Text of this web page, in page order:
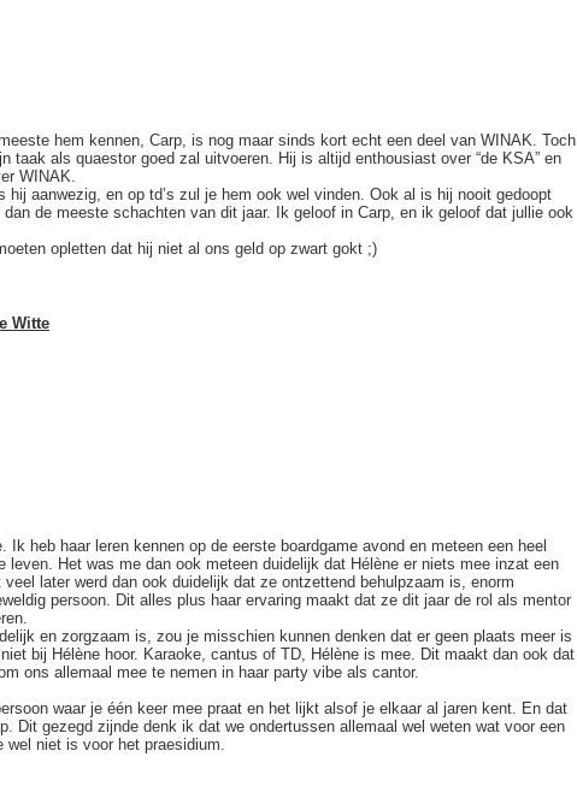
hem kennen, Carp, is nog maar sinds kort echt een deel van WINAK. Toch
taak als quaestor goed zal uitvoeren. Hij is altijd enthousiast over “de KSA” en
WINAK.
hij aanwezig, en op td’s zul je hem ook wel vinden. Ook al is hij nooit gedoopt
de meeste schachten van dit jaar. Ik geloof in Carp, en ik geloof dat jullie ook
opletten dat hij niet al ons geld op zwart gokt ;)
Witte
Ik heb haar leren kennen op de eerste boardgame avond en meteen een heel
leven. Het was me dan ook meteen duidelijk dat Hélène er niets mee inzat een
veel later werd dan ook duidelijk dat ze ontzettend behulpzaam is, enorm
persoon. Dit alles plus haar ervaring maakt dat ze dit jaar de rol als mentor
en zorgzaam is, zou je misschien kunnen denken dat er geen plaats meer is
bij Hélène hoor. Karaoke, cantus of TD, Hélène is mee. Dit maakt dan ook dat
ons allemaal mee te nemen in haar party vibe als cantor.
waar je één keer mee praat en het lijkt alsof je elkaar al jaren kent. En dat
Dit gezegd zijnde denk ik dat we ondertussen allemaal wel weten wat voor een
wel niet is voor het praesidium.